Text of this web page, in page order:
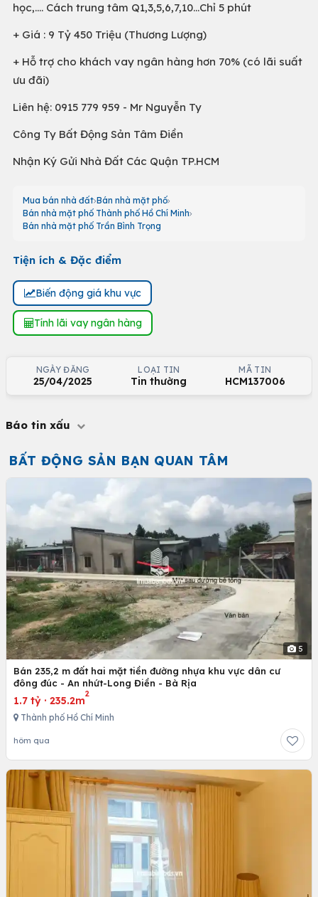
học,.... Cách trung tâm Q1,3,5,6,7,10…Chỉ 5 phút
+ Giá : 9 Tỷ 450 Triệu (Thương Lượng)
+ Hỗ trợ cho khách vay ngân hàng hơn 70% (có lãi suất
ưu đãi)
Liên hệ: 0915 779 959 - Mr Nguyễn Ty
Công Ty Bất Động Sản Tâm Điền
Nhận Ký Gửi Nhà Đất Các Quận TP.HCM
Mua bán nhà đất Bán nhà mặt phố
Bán nhà mặt phố Thành phố Hồ Chí Minh
Bán nhà mặt phố Trần Bình Trọng
Tiện ích & Đặc điểm
Biến động giá khu vực
Tính lãi vay ngân hàng
NGÀY ĐĂNG
25/04/2025
LOẠI TIN
Tin thường
MÃ TIN
HCM137006
Báo tin xấu
BẤT ĐỘNG SẢN BẠN QUAN TÂM
5
Bán 235,2 m đất hai mặt tiền đường nhựa khu vực dân cư
đông đúc - An nhứt-Long Điền - Bà Rịa
1.7 tỷ · 235.2m
2
Thành phố Hồ Chí Minh
hôm qua